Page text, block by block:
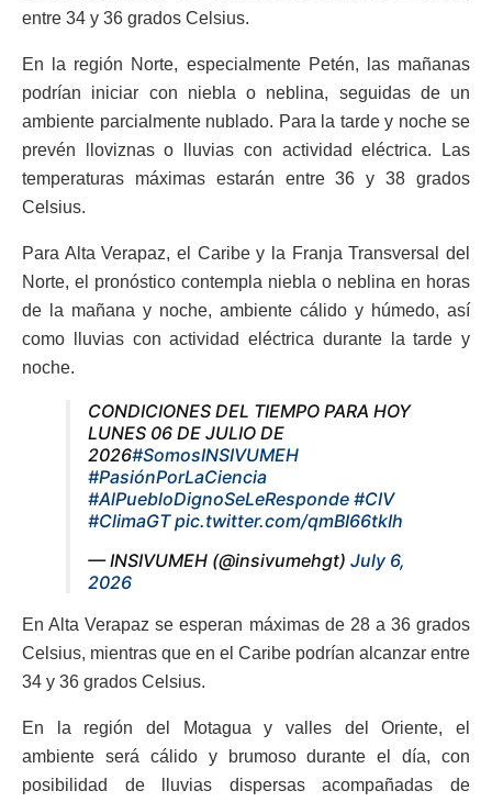
entre 34 y 36 grados Celsius.
En la región Norte, especialmente Petén, las mañanas
podrían iniciar con niebla o neblina, seguidas de un
ambiente parcialmente nublado. Para la tarde y noche se
prevén lloviznas o lluvias con actividad eléctrica. Las
temperaturas máximas estarán entre 36 y 38 grados
Celsius.
Para Alta Verapaz, el Caribe y la Franja Transversal del
Norte, el pronóstico contempla niebla o neblina en horas
de la mañana y noche, ambiente cálido y húmedo, así
como lluvias con actividad eléctrica durante la tarde y
noche.
CONDICIONES DEL TIEMPO PARA HOY
LUNES 06 DE JULIO DE
2026#SomosINSIVUMEH
#PasiónPorLaCiencia
#AlPuebloDignoSeLeResponde #CIV
#ClimaGT pic.twitter.com/qmBI66tkIh
— INSIVUMEH (@insivumehgt) July 6,
2026
En Alta Verapaz se esperan máximas de 28 a 36 grados
Celsius, mientras que en el Caribe podrían alcanzar entre
34 y 36 grados Celsius.
En la región del Motagua y valles del Oriente, el
ambiente será cálido y brumoso durante el día, con
posibilidad de lluvias dispersas acompañadas de